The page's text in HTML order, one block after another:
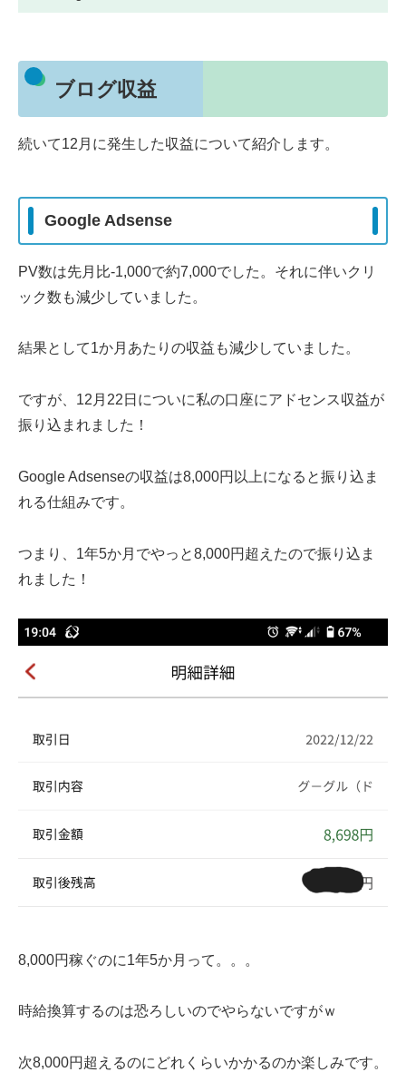
ブログ収益
続いて12月に発生した収益について紹介します。
Google Adsense
PV数は先月比-1,000で約7,000でした。それに伴いクリ
ック数も減少していました。
結果として1か月あたりの収益も減少していました。
ですが、12月22日についに私の口座にアドセンス収益が
振り込まれました！
Google Adsenseの収益は8,000円以上になると振り込ま
れる仕組みです。
つまり、1年5か月でやっと8,000円超えたので振り込ま
れました！
8,000円稼ぐのに1年5か月って。。。
時給換算するのは恐ろしいのでやらないですがｗ
次8,000円超えるのにどれくらいかかるのか楽しみです。